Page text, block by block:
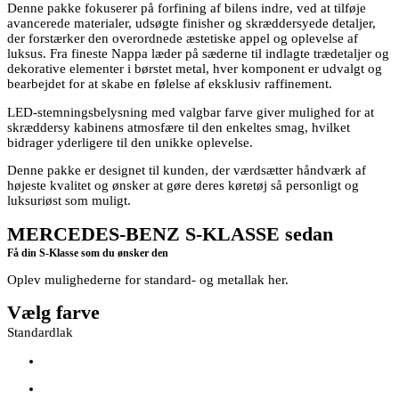
Denne pakke fokuserer på forfining af bilens indre, ved at tilføje
avancerede materialer, udsøgte finisher og skræddersyede detaljer,
der forstærker den overordnede æstetiske appel og oplevelse af
luksus. Fra fineste Nappa læder på sæderne til indlagte trædetaljer og
dekorative elementer i børstet metal, hver komponent er udvalgt og
bearbejdet for at skabe en følelse af eksklusiv raffinement.
LED-stemningsbelysning med valgbar farve giver mulighed for at
skræddersy kabinens atmosfære til den enkeltes smag, hvilket
bidrager yderligere til den unikke oplevelse.
Denne pakke er designet til kunden, der værdsætter håndværk af
højeste kvalitet og ønsker at gøre deres køretøj så personligt og
luksuriøst som muligt.
MERCEDES-BENZ S-KLASSE sedan
Få din S-Klasse som du ønsker den
Oplev mulighederne for standard- og metallak her.
Vælg farve
Standardlak